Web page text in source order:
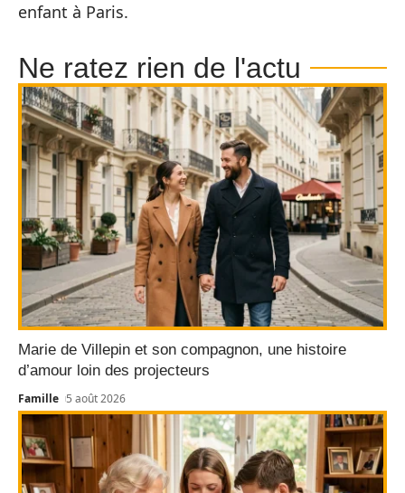
enfant à Paris.
Ne ratez rien de l'actu
Marie de Villepin et son compagnon, une histoire
d’amour loin des projecteurs
Famille 5 août 2026